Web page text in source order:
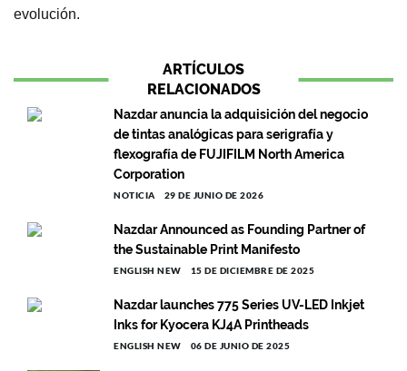
evolución.
ARTÍCULOS
RELACIONADOS
Nazdar anuncia la adquisición del negocio
de tintas analógicas para serigrafía y
flexografía de FUJIFILM North America
Corporation
NOTICIA 29 DE JUNIO DE 2026
Nazdar Announced as Founding Partner of
the Sustainable Print Manifesto
ENGLISH NEW 15 DE DICIEMBRE DE 2025
Nazdar launches 775 Series UV-LED Inkjet
Inks for Kyocera KJ4A Printheads
ENGLISH NEW 06 DE JUNIO DE 2025